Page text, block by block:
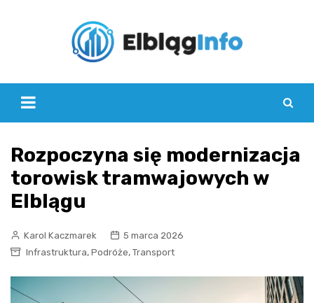
Rozpoczyna się modernizacja
torowisk tramwajowych w
Elblągu
Karol Kaczmarek
5 marca 2026
Infrastruktura, Podróże, Transport